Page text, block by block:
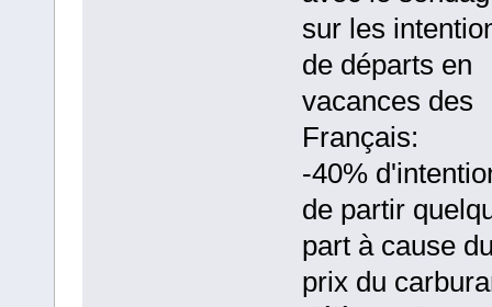
sur les
de départs en
vacances des
Français:
-40%
de partir
part à cause
prix du